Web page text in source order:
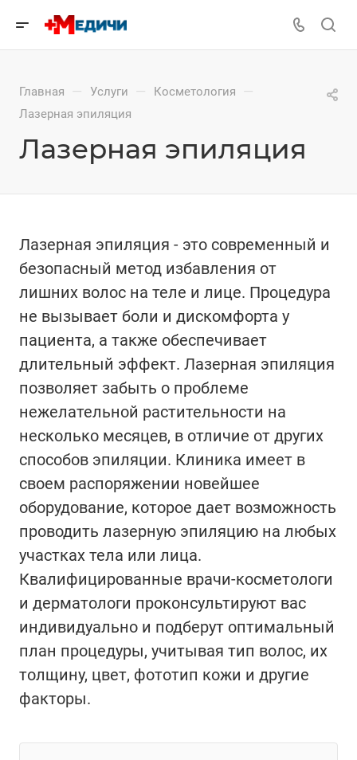
Главная — Услуги — Косметология —
Лазерная эпиляция
Лазерная эпиляция
Лазерная эпиляция - это современный и
безопасный метод избавления от
лишних волос на теле и лице. Процедура
не вызывает боли и дискомфорта у
пациента, а также обеспечивает
длительный эффект. Лазерная эпиляция
позволяет забыть о проблеме
нежелательной растительности на
несколько месяцев, в отличие от других
способов эпиляции. Клиника имеет в
своем распоряжении новейшее
оборудование, которое дает возможность
проводить лазерную эпиляцию на любых
участках тела или лица.
Квалифицированные врачи-косметологи
и дерматологи проконсультируют вас
индивидуально и подберут оптимальный
план процедуры, учитывая тип волос, их
толщину, цвет, фототип кожи и другие
факторы.